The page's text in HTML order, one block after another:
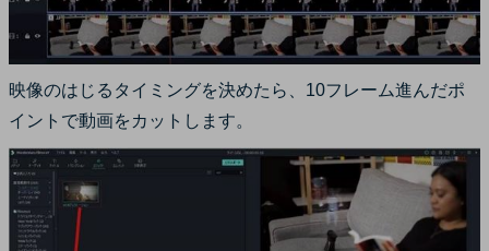
映像のはじるタイミングを決めたら、10フレーム進んだポ
イントで動画をカットします。